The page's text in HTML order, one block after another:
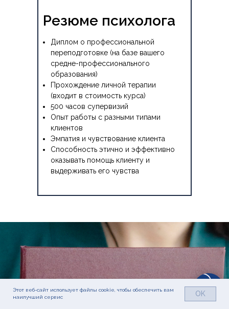
Резюме психолога
Диплом о профессиональной
переподготовке (на базе вашего
средне-профессионального
образования)
Прохождение личной терапии
(входит в стоимость курса)
500 часов супервизий
Опыт работы с разными типами
клиентов
Эмпатия и чувствование клиента
Способность этично и эффективно
оказывать помощь клиенту и
выдерживать его чувства
Этот веб-сайт использует файлы cookie, чтобы обеспечить вам
наилучший сервис
OK